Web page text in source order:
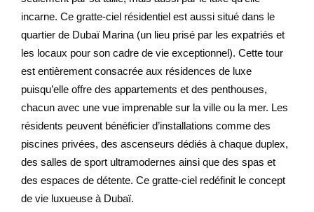
incarne. Ce gratte-ciel résidentiel est aussi situé dans le
quartier de Dubaï Marina (un lieu prisé par les expatriés et
les locaux pour son cadre de vie exceptionnel). Cette tour
est entièrement consacrée aux résidences de luxe
puisqu’elle offre des appartements et des penthouses,
chacun avec une vue imprenable sur la ville ou la mer. Les
résidents peuvent bénéficier d’installations comme des
piscines privées, des ascenseurs dédiés à chaque duplex,
des salles de sport ultramodernes ainsi que des spas et
des espaces de détente. Ce gratte-ciel redéfinit le concept
de vie luxueuse à Dubaï.